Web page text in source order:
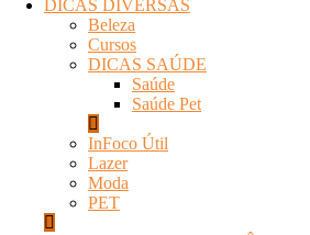
DICAS DIVERSAS
Beleza
Cursos
DICAS SAÚDE
Saúde
Saúde Pet
InFoco Útil
Lazer
Moda
PET